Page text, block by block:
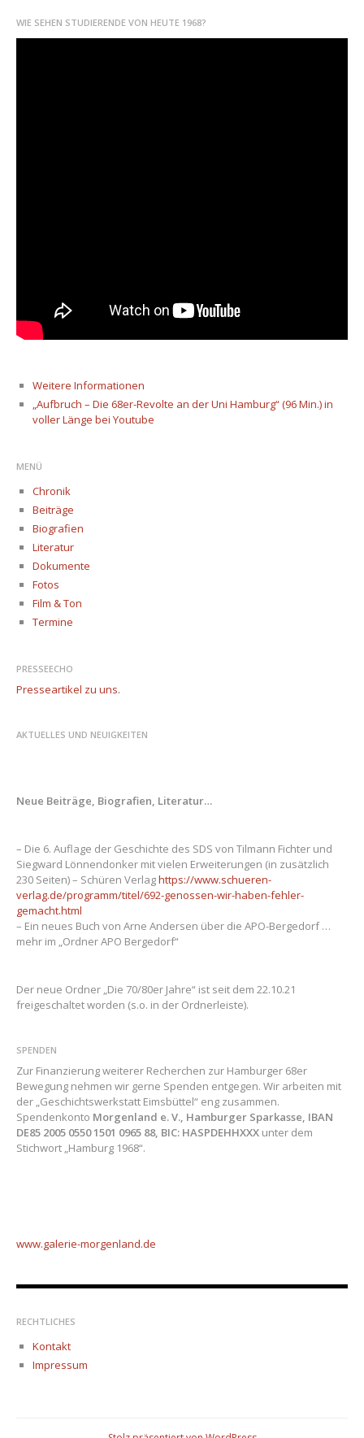
WIE SEHEN STUDIERENDE VON HEUTE 1968?
Weitere Informationen
„Aufbruch – Die 68er-Revolte an der Uni Hamburg“ (96 Min.) in
voller Länge bei Youtube
MENÜ
Chronik
Beiträge
Biografien
Literatur
Dokumente
Fotos
Film & Ton
Termine
PRESSEECHO
Presseartikel zu uns.
AKTUELLES UND NEUIGKEITEN
Neue Beiträge, Biografien, Literatur…
– Die 6. Auflage der Geschichte des SDS von Tilmann Fichter und
Siegward Lönnendonker mit vielen Erweiterungen (in zusätzlich
230 Seiten) – Schüren Verlaghttps://www.schueren-
verlag.de/programm/titel/692-genossen-wir-haben-fehler-
gemacht.html
– Ein neues Buch von Arne Andersen über die APO-Bergedorf …
mehr im „Ordner APO Bergedorf“
Der neue Ordner „Die 70/80er Jahre“ ist seit dem 22.10.21
freigeschaltet worden (s.o. in der Ordnerleiste).
SPENDEN
Zur Finanzierung weiterer Recherchen zur Hamburger 68er
Bewegung nehmen wir gerne Spenden entgegen. Wir arbeiten mit
der „Geschichtswerkstatt Eimsbüttel“ eng zusammen.
Spendenkonto Morgenland e. V., Hamburger Sparkasse, IBAN
DE85 2005 0550 1501 0965 88, BIC: HASPDEHHXXXunter dem
Stichwort „Hamburg 1968“.
www.galerie-morgenland.de
RECHTLICHES
Kontakt
Impressum